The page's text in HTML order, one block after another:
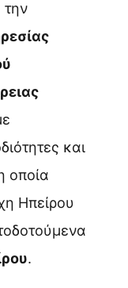
την
και
οποία
Ηπείρου
.